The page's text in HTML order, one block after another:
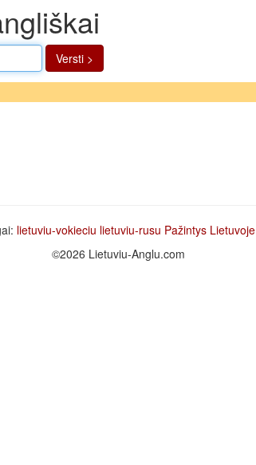
Versti >
lietuviu-vokieciu lietuviu-rusu Pažintys Lietuvoje
©2026 Lietuviu-Anglu.com